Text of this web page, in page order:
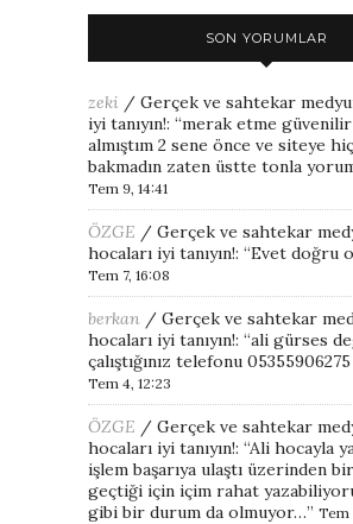
SON YORUMLAR
zeki / Gerçek ve sahtekar
iyi tanıyın!: “merak etme
almıştım 2 sene önce ve siteye
bakmadın zaten üstte tonla
Tem 9, 14:41
ÖZGE / Gerçek ve sahtekar
hocaları iyi tanıyın!: “Evet doğru o
Tem 7, 16:08
berkan / Gerçek ve sahtekar
hocaları iyi tanıyın!: “ali gürses
çalıştığınız telefonu
Tem 4, 12:23
ÖZGE / Gerçek ve sahtekar
hocaları iyi tanıyın!: “Ali hocayla
işlem başarıya ulaştı üzerinden
geçtiği için içim rahat
gibi bir durum da olmuyor…” Tem